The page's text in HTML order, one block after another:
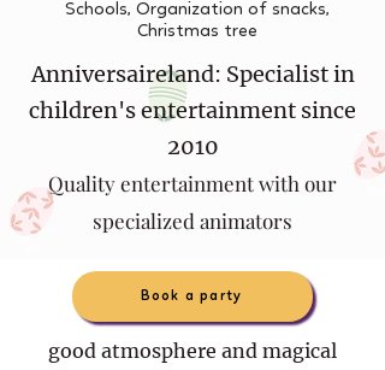
Schools, Organization of snacks,
Christmas tree
Anniversaireland: Specialist in
children's entertainment since
2010
Quality entertainment with our
specialized animators
Book a party
good atmosphere and magical